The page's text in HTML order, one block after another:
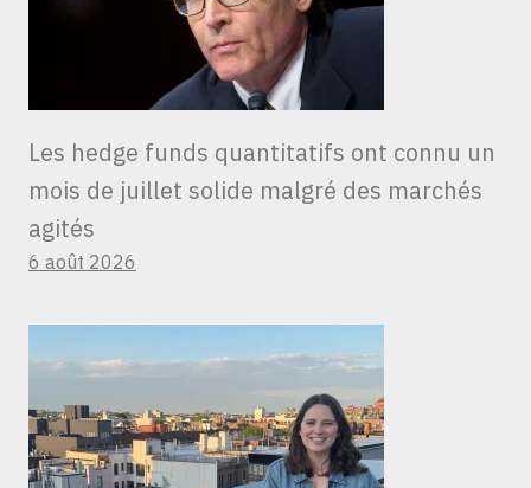
Les hedge funds quantitatifs ont connu un
mois de juillet solide malgré des marchés
agités
6 août 2026